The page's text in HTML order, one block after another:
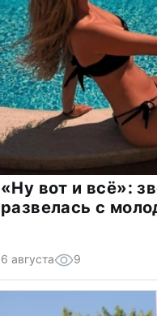
«Ну вот и всё»:
развелась с
6 августа 9